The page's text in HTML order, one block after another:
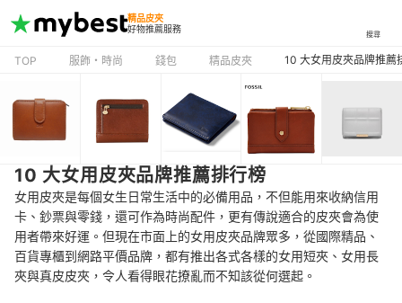
精品皮夾
好物推薦服務
搜尋
TOP 服飾・時尚 錢包 精品皮夾 10 大女用皮夾品牌推薦
10 大女用皮夾品牌推薦排行榜
女用皮夾是每個女生日常生活中的必備用品，不但能用來收納信用
卡、鈔票與零錢，還可作為時尚配件，更有傳說適合的皮夾會為使
用者帶來好運。但現在市面上的女用皮夾品牌眾多，從國際精品、
百貨專櫃到網路平價品牌，都有推出各式各樣的女用短夾、女用長
夾與真皮皮夾，令人看得眼花撩亂而不知該從何選起。